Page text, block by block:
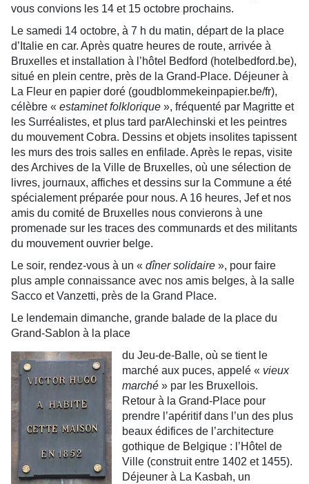
vous convions les 14 et 15 octobre prochains.
Le samedi 14 octobre, à 7 h du matin, départ de la place
d’Italie en car. Après quatre heures de route, arrivée à
Bruxelles et installation à l’hôtel Bedford (hotelbedford.be),
situé en plein centre, près de la Grand-Place. Déjeuner à
La Fleur en papier doré (goudblommekeinpapier.be/fr),
célèbre « estaminet folklorique », fréquenté par Magritte et
les Surréalistes, et plus tard parAlechinski et les peintres
du mouvement Cobra. Dessins et objets insolites tapissent
les murs des trois salles en enfilade. Après le repas, visite
des Archives de la Ville de Bruxelles, où une sélection de
livres, journaux, affiches et dessins sur la Commune a été
spécialement préparée pour nous. A 16 heures, Jef et nos
amis du comité de Bruxelles nous convierons à une
promenade sur les traces des communards et des militants
du mouvement ouvrier belge.
Le soir, rendez-vous à un « dîner solidaire », pour faire
plus ample connaissance avec nos amis belges, à la salle
Sacco et Vanzetti, près de la Grand Place.
Le lendemain dimanche, grande balade de la place du
Grand-Sablon à la place
du Jeu-de-Balle, où se tient le
marché aux puces, appelé « vieux
marché » par les Bruxellois.
Retour à la Grand-Place pour
prendre l’apéritif dans l’un des plus
beaux édifices de l’architecture
gothique de Belgique : l’Hôtel de
Ville (construit entre 1402 et 1455).
Déjeuner à La Kasbah, un